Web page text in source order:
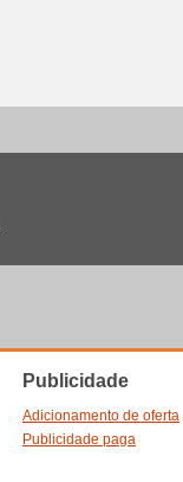
Publicidade
Adicionamento de oferta
Publicidade paga